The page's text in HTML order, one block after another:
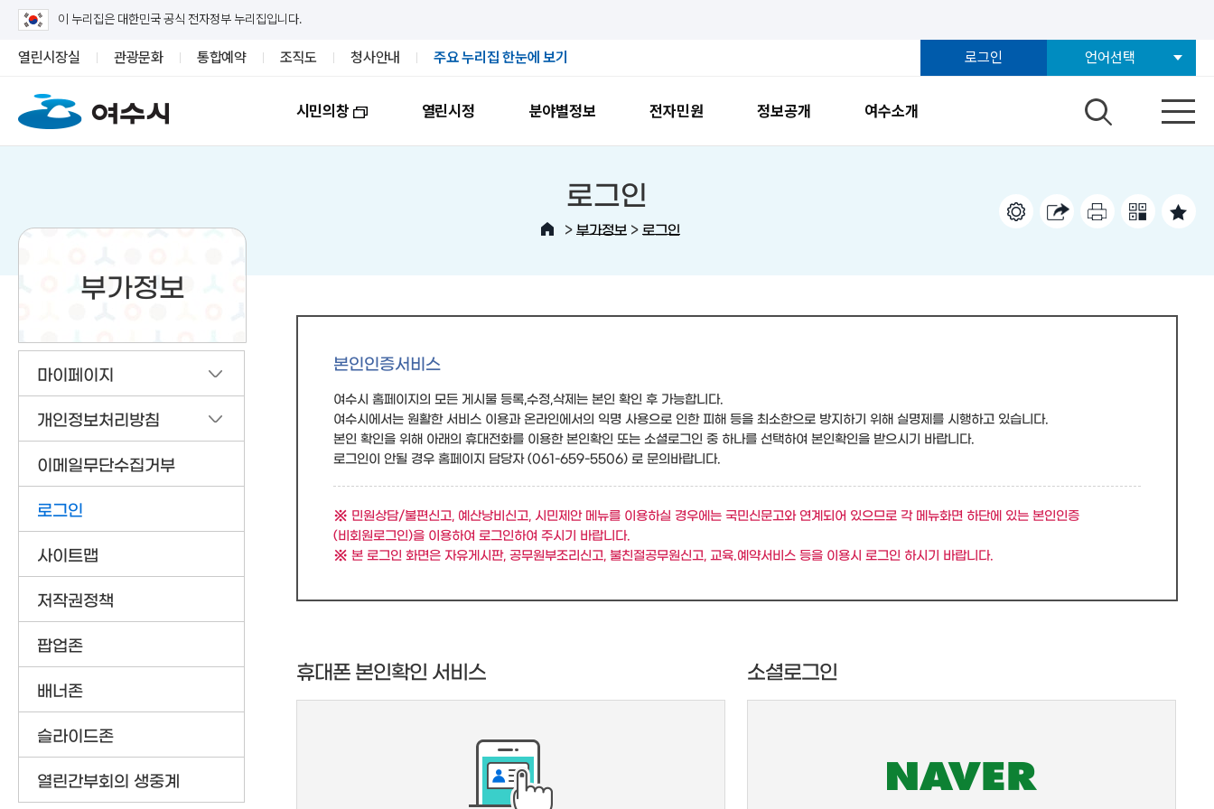
이 누리집은 대한민국 공식 전자정부 누리집입니다.
열린시장실 관광문화 통합예약 조직도 청사안내 주요 누리집 한눈에 보기 로그인 언어선택
시민의창 열린시정 분야별정보 전자민원 정보공개 여수소개
부가정보
마이페이지
개인정보처리방침
이메일무단수집거부
로그인
사이트맵
저작권정책
팝업존
배너존
슬라이드존
열린간부회의 생중계
로그인
> 부가정보 > 로그인
본인인증서비스
여수시 홈페이지의 모든 게시물 등록,수정,삭제는 본인 확인 후 가능합니다.
여수시에서는 원활한 서비스 이용과 온라인에서의 익명 사용으로 인한 피해 등을 최소한으로 방지하기 위해 실명제를 시행하고 있습니다.
본인 확인을 위해 아래의 휴대전화를 이용한 본인확인 또는 소셜로그인 중 하나를 선택하여 본인확인을 받으시기 바랍니다.
로그인이 안될 경우 홈페이지 담당자 (061-659-5506) 로 문의바랍니다.
민원상담/불편신고, 예산낭비신고, 시민제안 메뉴를 이용하실 경우에는 국민신문고와 연계되어 있으므로 각 메뉴화면 하단에 있는 본인인증
(비회원로그인)을 이용하여 로그인하여 주시기 바랍니다.
본 로그인 화면은 자유게시판, 공무원부조리신고, 불친절공무원신고, 교육.예약서비스 등을 이용시 로그인 하시기 바랍니다.
휴대폰 본인확인 서비스 소셜로그인